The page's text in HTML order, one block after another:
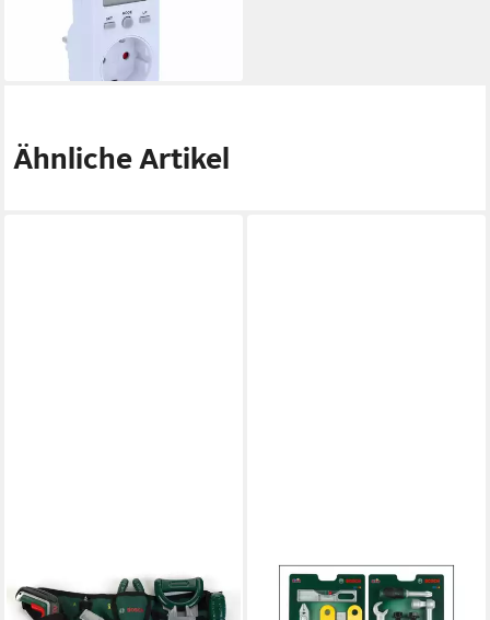
LCD Display - 4 Stellen, 1-tlg.
ab 16,49 €
lieferbar - in 3-4 Werktagen bei dir
Ähnliche Artikel
Spielwerkzeug Bosch
THEO KLEIN
Spiel-Werkzeugstation 8007